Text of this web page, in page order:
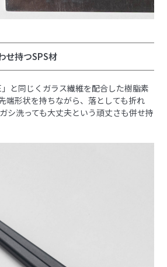
せ持つSPS材
と同じくガラス繊維を配合した樹脂素
端形状を持ちながら、落としても折れ
シ洗っても大丈夫という頑丈さも併せ持